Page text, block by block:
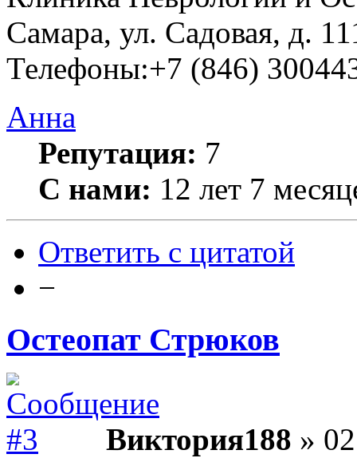
Самара, ул. Садовая, д.
Телефоны:+7 (846)
Анна
Репутация: 7
С нами: 12 лет 7
Ответить с цитатой
−
Остеопат Стрюков
Виктория188 »